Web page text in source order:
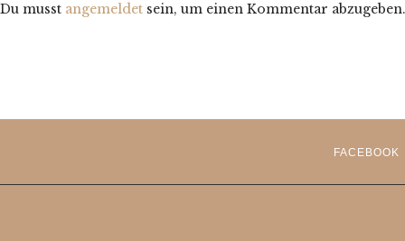
Du musst angemeldet sein, um einen Kommentar abzugeben.
FACEBOOK